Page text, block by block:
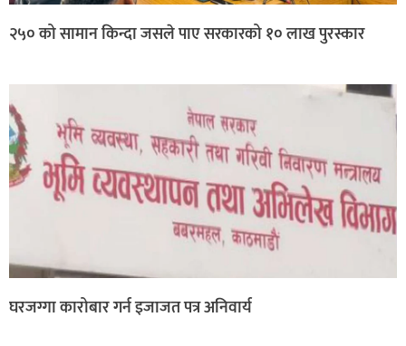
२५० को सामान किन्दा जसले पाए सरकारको १० लाख पुरस्कार
घरजग्गा कारोबार गर्न इजाजत पत्र अनिवार्य